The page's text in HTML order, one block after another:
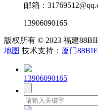
邮箱：
13906090165
版权所有 © 2023 福建
地图 技术支持： 厦门
13906090165